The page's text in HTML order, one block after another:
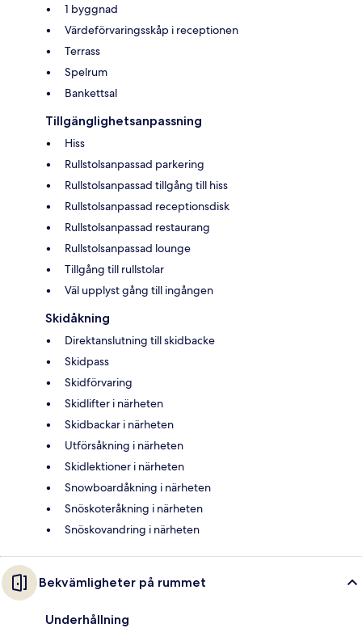
1 byggnad
Värdeförvaringsskåp i receptionen
Terrass
Spelrum
Bankettsal
Tillgänglighetsanpassning
Hiss
Rullstolsanpassad parkering
Rullstolsanpassad tillgång till hiss
Rullstolsanpassad receptionsdisk
Rullstolsanpassad restaurang
Rullstolsanpassad lounge
Tillgång till rullstolar
Väl upplyst gång till ingången
Skidåkning
Direktanslutning till skidbacke
Skidpass
Skidförvaring
Skidlifter i närheten
Skidbackar i närheten
Utförsåkning i närheten
Skidlektioner i närheten
Snowboardåkning i närheten
Snöskoteråkning i närheten
Snöskovandring i närheten
Bekvämligheter på rummet
Underhållning